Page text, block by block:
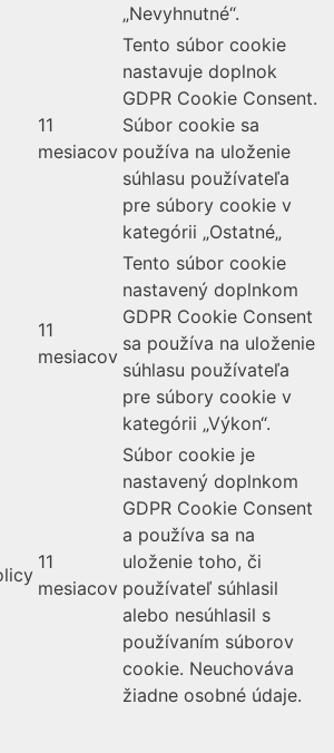
„Nevyhnutné“.
11
mesiacov
Tento súbor cookie
nastavuje doplnok
GDPR Cookie Consent.
Súbor cookie sa
používa na uloženie
súhlasu používateľa
pre súbory cookie v
kategórii „Ostatné„
11
mesiacov
Tento súbor cookie
nastavený doplnkom
GDPR Cookie Consent
sa používa na uloženie
súhlasu používateľa
pre súbory cookie v
kategórii „Výkon“.
11
mesiacov
Súbor cookie je
nastavený doplnkom
GDPR Cookie Consent
a používa sa na
uloženie toho, či
používateľ súhlasil
alebo nesúhlasil s
používaním súborov
cookie. Neuchováva
žiadne osobné údaje.